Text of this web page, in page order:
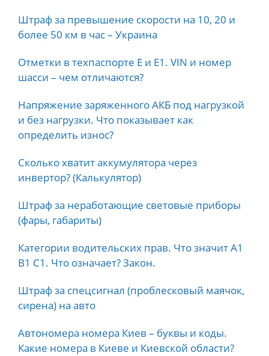
Штраф за превышение скорости на 10, 20 и
более 50 км в час – Украина
Отметки в техпаспорте E и E1. VIN и номер
шасси – чем отличаются?
Напряжение заряженного АКБ под нагрузкой
и без нагрузки. Что показывает как
определить износ?
Сколько хватит аккумулятора через
инвертор? (Калькулятор)
Штраф за неработающие световые приборы
(фары, габариты)
Категории водительских прав. Что значит А1
B1 C1. Что означает? Закон.
Штраф за спецсигнал (проблесковый маячок,
сирена) на авто
Автономера номера Киев – буквы и коды.
Какие номера в Киеве и Киевской области?